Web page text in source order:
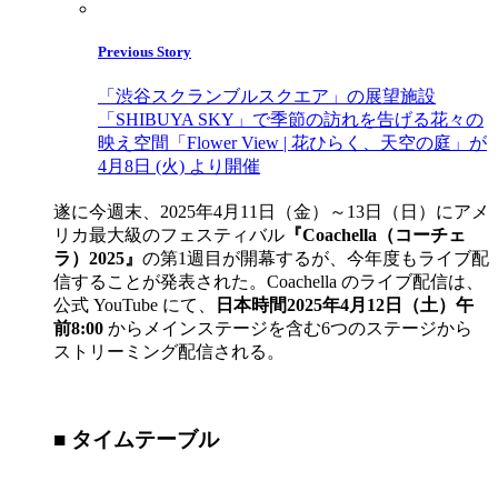
Previous Story
「渋谷スクランブルスクエア」の展望施設
「SHIBUYA SKY」で季節の訪れを告げる花々の
映え空間「Flower View | 花ひらく、天空の庭」が
4月8日 (火) より開催
遂に今週末、2025年4月11日（金）～13日（日）にアメ
リカ最大級のフェスティバル 『Coachella（コーチェ
ラ）2025』 の第1週目が開幕するが、今年度もライブ配
信することが発表された。Coachella のライブ配信は、
公式 YouTube にて、
日本時間2025年4月12日（土）午
前8:00 からメインステージを含む6つのステージから
ストリーミング配信される。
■ タイムテーブル